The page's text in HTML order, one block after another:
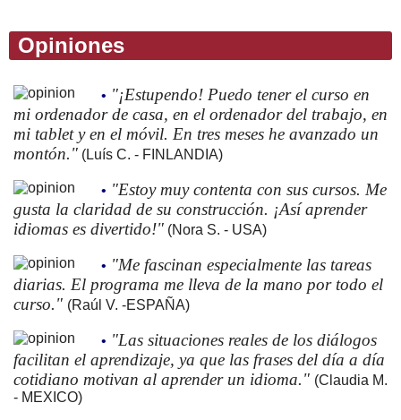
Opiniones
• "¡Estupendo! Puedo tener el curso en
mi ordenador de casa, en el ordenador del trabajo, en
mi tablet y en el móvil. En tres meses he avanzado un
montón." (Luís C. - FINLANDIA)
• "Estoy muy contenta con sus cursos. Me
gusta la claridad de su construcción. ¡Así aprender
idiomas es divertido!" (Nora S. - USA)
• "Me fascinan especialmente las tareas
diarias. El programa me lleva de la mano por todo el
curso." (Raúl V. -ESPAÑA)
• "Las situaciones reales de los diálogos
facilitan el aprendizaje, ya que las frases del día a día
cotidiano motivan al aprender un idioma." (Claudia M.
- MEXICO)